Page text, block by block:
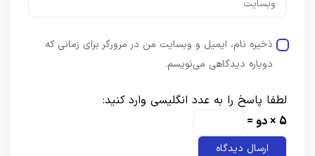
ذخیره نام، ایمیل و وبسایت من در مرورگر برای زمانی که
دوباره دیدگاهی می‌نویسم.
لطفا پاسخ را به عدد انگلیسی وارد کنید:
5 × دو =